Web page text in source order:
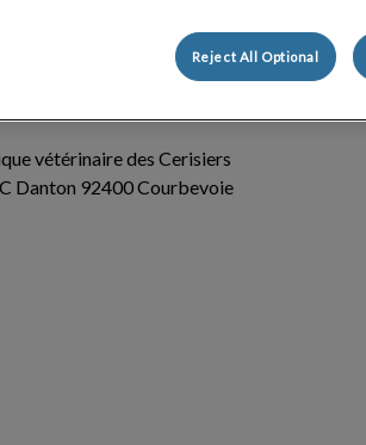
légales
vétérinaire des Cerisiers
Danton 92400 Courbevoie
Reject All Optional